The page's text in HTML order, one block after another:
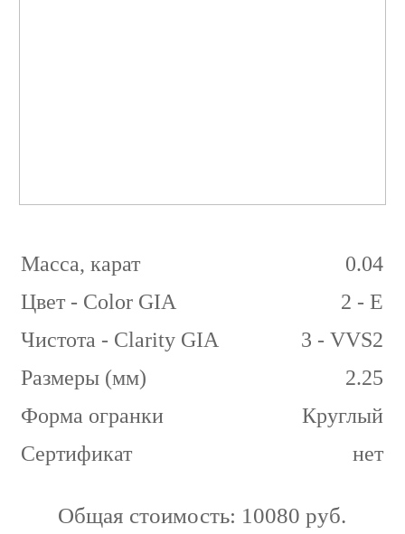
Масса, карат
0.04
Цвет - Color GIA
2 - E
Чистота - Clarity GIA
3 - VVS2
Размеры (мм)
2.25
Форма огранки
Круглый
Сертификат
нет
Общая стоимость: 10080 руб.